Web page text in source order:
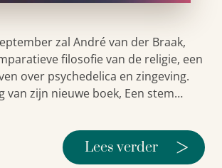
zal André van der Braak,
filosofie van de religie, een
over psychedelica en zingeving.
van zijn nieuwe boek, Een stem…
Lees verder >